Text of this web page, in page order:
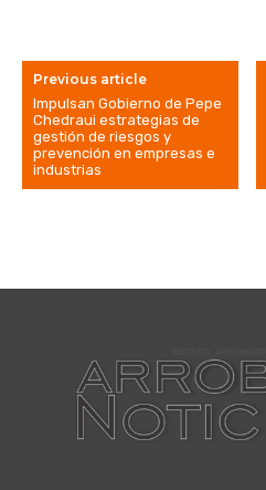
Previous article
Impulsan Gobierno de Pepe
Chedraui estrategias de
gestión de riesgos y
prevención en empresas e
industrias